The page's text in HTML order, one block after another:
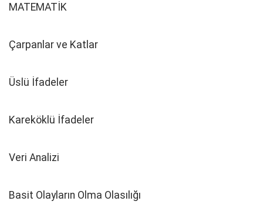
MATEMATİK
Çarpanlar ve Katlar
Üslü İfadeler
Kareköklü İfadeler
Veri Analizi
Basit Olayların Olma Olasılığı